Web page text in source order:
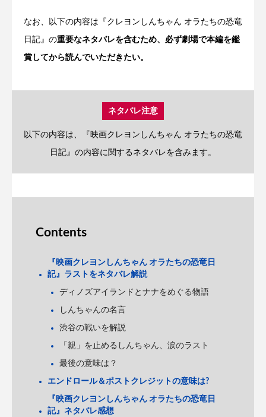
なお、以下の内容は『クレヨンしんちゃん オラたちの恐竜
日記』の重要なネタバレを含むため、必ず劇場で本編を鑑
賞してから読んでいただきたい。
ネタバレ注意
以下の内容は、『映画クレヨンしんちゃん オラたちの恐竜
日記』の内容に関するネタバレを含みます。
Contents
『映画クレヨンしんちゃん オラたちの恐竜日
記』ラストをネタバレ解説
ディノズアイランドとナナをめぐる物語
しんちゃんの名言
渋谷の戦いを解説
「親」を止めるしんちゃん、涙のラスト
最後の意味は？
エンドロール＆ポストクレジットの意味は?
『映画クレヨンしんちゃん オラたちの恐竜日
記』ネタバレ感想